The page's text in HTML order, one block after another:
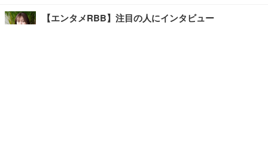
【エンタメRBB】注目の人にインタビュー